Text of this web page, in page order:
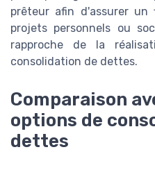
prêteur afin d'assurer un
projets personnels ou
rapproche de la
consolidation de dettes.
Comparaison
options de
dettes